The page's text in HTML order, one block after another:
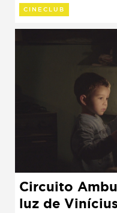
CINECLUB
Circuito
luz de